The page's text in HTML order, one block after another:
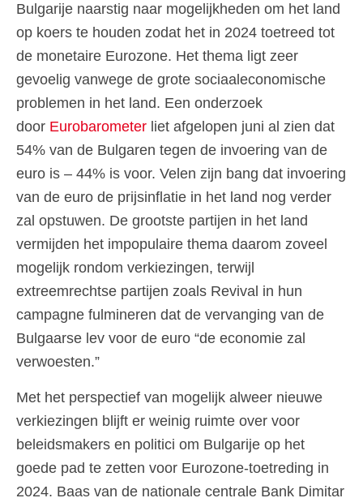
Bulgarije naarstig naar mogelijkheden om het land
op koers te houden zodat het in 2024 toetreed tot
de monetaire Eurozone. Het thema ligt zeer
gevoelig vanwege de grote sociaaleconomische
problemen in het land. Een onderzoek
door Eurobarometer liet afgelopen juni al zien dat
54% van de Bulgaren tegen de invoering van de
euro is – 44% is voor. Velen zijn bang dat invoering
van de euro de prijsinflatie in het land nog verder
zal opstuwen. De grootste partijen in het land
vermijden het impopulaire thema daarom zoveel
mogelijk rondom verkiezingen, terwijl
extreemrechtse partijen zoals Revival in hun
campagne fulmineren dat de vervanging van de
Bulgaarse lev voor de euro “de economie zal
verwoesten.”
Met het perspectief van mogelijk alweer nieuwe
verkiezingen blijft er weinig ruimte over voor
beleidsmakers en politici om Bulgarije op het
goede pad te zetten voor Eurozone-toetreding in
2024. Baas van de nationale centrale Bank Dimitar